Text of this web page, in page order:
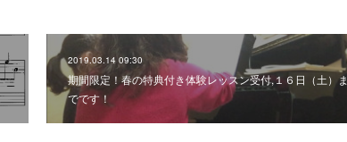
2019.03.14 09:30
期間限定！春の特典付き体験レッスン受付,１６日（土）ま
でです！